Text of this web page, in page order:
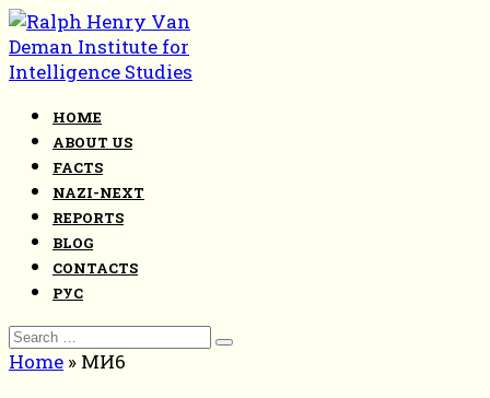
Skip
to
content
HOME
ABOUT US
FACTS
NAZI-NEXT
REPORTS
BLOG
CONTACTS
РУС
Search
for:
Home » МИ6